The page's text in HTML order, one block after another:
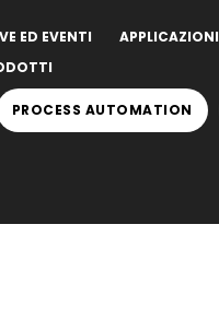
ED EVENTI APPLICAZIONI
PROCESS AUTOMATION